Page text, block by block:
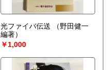
光ファイバ伝送
（野田健一
編著）
￥1,000